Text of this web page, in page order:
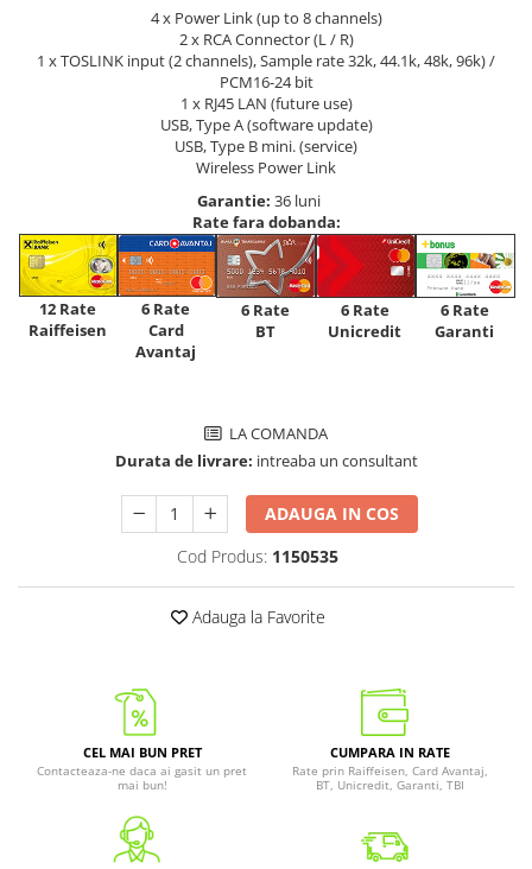
4 x Power Link (up to 8 channels)
2 x RCA Connector (L / R)
1 x TOSLINK input (2 channels), Sample rate 32k, 44.1k, 48k, 96k) /
PCM16-24 bit
1 x RJ45 LAN (future use)
USB, Type A (software update)
USB, Type B mini. (service)
Wireless Power Link
Garantie: 36 luni
Rate fara dobanda:
12 Rate
Raiffeisen
6 Rate
Card
Avantaj
6 Rate
BT
6 Rate
Unicredit
6 Rate
Garanti
LA COMANDA
Durata de livrare: intreaba un consultant
ADAUGA IN COS
Cod Produs: 1150535
Adauga la Favorite
CEL MAI BUN PRET
Contacteaza-ne daca ai gasit un pret
mai bun!
CUMPARA IN RATE
Rate prin Raiffeisen, Card Avantaj,
BT, Unicredit, Garanti, TBI